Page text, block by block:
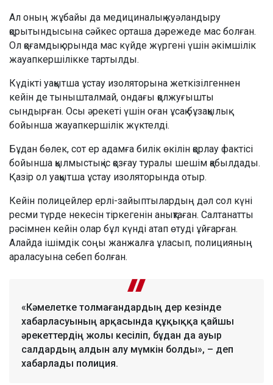
Ал оның жұбайы да медициналық куәландыру
қорытындысына сәйкес орташа дәрежеде мас болған.
Ол қоғамдық орында мас күйде жүргені үшін әкімшілік
жауапкершілікке тартылды.
Күдікті уақытша ұстау изоляторына жеткізілгеннен
кейін де тынышталмай, ондағы қолжуғышты
сындырған. Осы әрекеті үшін оған ұсақ бұзақылық
бойынша жауапкершілік жүктелді.
Бұдан бөлек, сот ер адамға билік өкілін қорлау фактісі
бойынша қылмыстық іс қозғау туралы шешім қабылдады.
Қазір ол уақытша ұстау изоляторында отыр.
Кейін полицейлер ерлі-зайыптылардың дәл сол күні
ресми түрде некесін тіркегенін анықтаған. Салтанатты
рәсімнен кейін олар бұл күнді атап өтуді ұйғарған.
Алайда ішімдік соңы жанжалға ұласып, полицияның
араласуына себеп болған.
«Кәмелетке толмағандардың дер кезінде
хабарласуының арқасында құқыққа қайшы
әрекеттердің жолы кесіліп, бұдан да ауыр
салдардың алдын алу мүмкін болды», – деп
хабарлады полиция.